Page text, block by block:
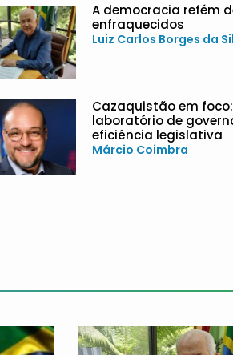
A democracia refém
enfraquecidos
Luiz Carlos Borges da
Cazaquistão em foco:
laboratório de
eficiência legislativa
Márcio Coimbra